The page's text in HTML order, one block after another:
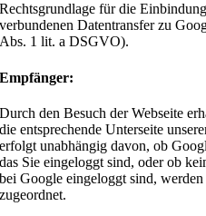
Rechtsgrundlage für die
verbundenen Datentransfer zu
Abs. 1 lit. a DSGVO).
Empfänger:
Durch den Besuch der Webseite
die entsprechende Unterseite
erfolgt unabhängig davon, ob
das Sie eingeloggt sind, oder ob
bei Google eingeloggt sind,
zugeordnet.